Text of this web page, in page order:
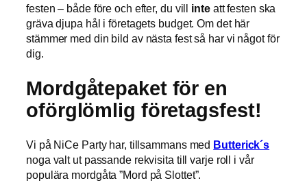
festen – både före och efter, du vill inteatt festen ska
gräva djupa hål i företagets budget. Om det här
stämmer med din bild av nästa fest så har vi något för
dig.
Mordgåtepaket för en
oförglömlig företagsfest!
Vi på NiCe Party har, tillsammans med Butterick´s
noga valt ut passande rekvisita till varje roll i vår
populära mordgåta ”Mord på Slottet”.